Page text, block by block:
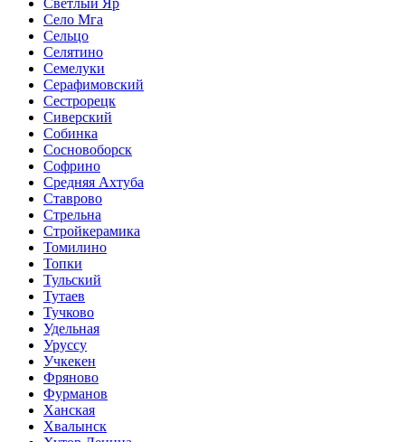
Село Мга
Сельцо
Селятино
Семелуки
Серафимовский
Сестрорецк
Сиверский
Собинка
Сосновоборск
Софрино
Средняя Ахтуба
Ставрово
Стрельна
Стройкерамика
Томилино
Топки
Тульский
Тутаев
Тучково
Удельная
Уруссу
Учкекен
Фряново
Фурманов
Ханская
Хвалынск